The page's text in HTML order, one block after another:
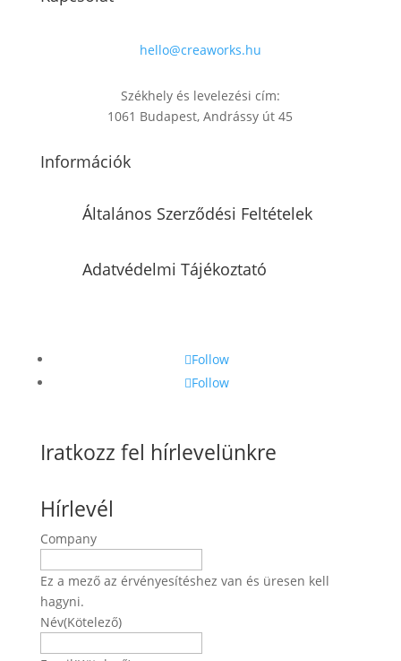
hello@creaworks.hu
Székhely és levelezési cím:
1061 Budapest, Andrássy út 45
Információk
Általános Szerződési Feltételek
Adatvédelmi Tájékoztató
Follow
Follow
Iratkozz fel hírlevelünkre
Hírlevél
Company
Ez a mező az érvényesítéshez van és üresen kell
hagyni.
Név(Kötelező)